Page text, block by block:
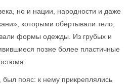
но и нации, народности и даже
которыми обертывали тело,
формы одежды. Из грубых и
позже более пластичные
пояс: к нему прикреплялись